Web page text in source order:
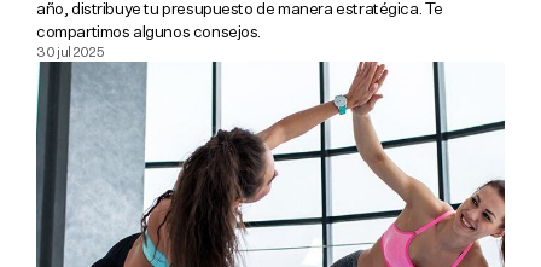
año, distribuye tu presupuesto de manera estratégica. Te
compartimos algunos consejos.
30 jul 2025